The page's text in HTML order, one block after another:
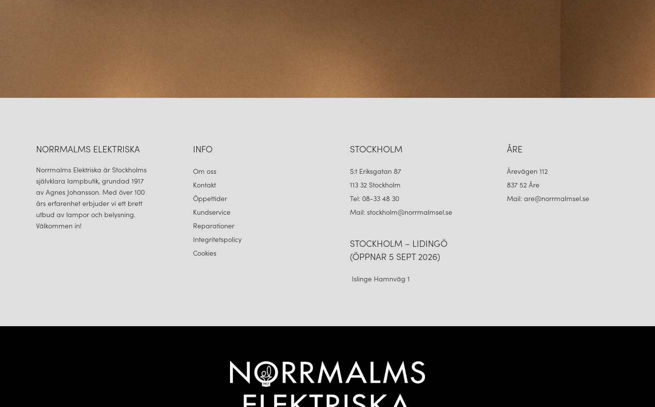
NORRMALMS ELEKTRISKA
Norrmalms Elektriska är Stockholms
självklara lampbutik, grundad 1917
av Agnes Johansson. Med över 100
års erfarenhet erbjuder vi ett brett
utbud av lampor och belysning.
Välkommen in!
INFO
Om oss
Kontakt
Öppettider
Kundservice
Reparationer
Integritetspolicy
Cookies
STOCKHOLM
S:t Eriksgatan 87
113 32 Stockholm
Tel: 08-33 48 30
Mail: stockholm@norrmalmsel.se
STOCKHOLM – LIDINGÖ
(ÖPPNAR 5 SEPT 2026)
Islinge Hamnväg 1
ÅRE
Årevägen 112
837 52 Åre
Mail: are@norrmalmsel.se